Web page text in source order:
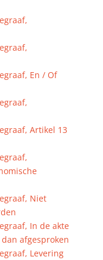
En / Of
Artikel 13
Niet
In de akte
afgesproken
Levering